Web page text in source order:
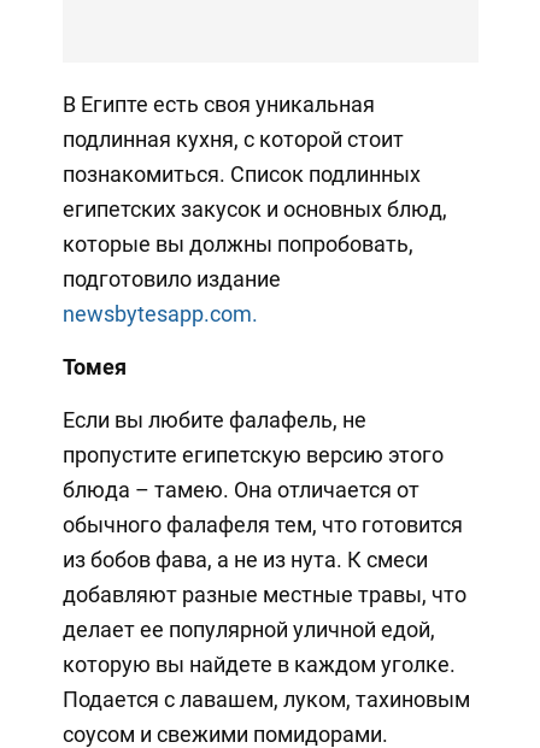
В Египте есть своя уникальная
подлинная кухня, с которой стоит
познакомиться. Список подлинных
египетских закусок и основных блюд,
которые вы должны попробовать,
подготовило издание
newsbytesapp.com.
Томея
Если вы любите фалафель, не
пропустите египетскую версию этого
блюда – тамею. Она отличается от
обычного фалафеля тем, что готовится
из бобов фава, а не из нута. К смеси
добавляют разные местные травы, что
делает ее популярной уличной едой,
которую вы найдете в каждом уголке.
Подается с лавашем, луком, тахиновым
соусом и свежими помидорами.